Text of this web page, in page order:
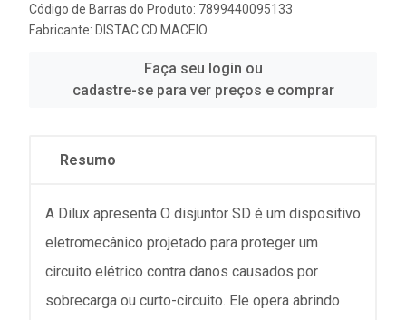
Código de Barras do Produto: 7899440095133
Fabricante: DISTAC CD MACEIO
Faça seu login ou
cadastre-se para ver preços e comprar
Resumo
A Dilux apresenta O disjuntor SD é um dispositivo
eletromecânico projetado para proteger um
circuito elétrico contra danos causados por
sobrecarga ou curto-circuito. Ele opera abrindo